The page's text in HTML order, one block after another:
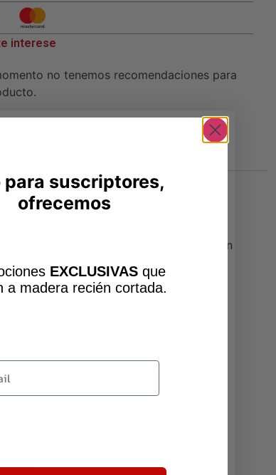
interese
no tenemos recomendaciones para
el CTLC SYS I-Basic garantiza una
rápida y eficiente.
inalámbrico ofrece flexibilidad total en
trabajo sin interrupciones.
Systainer, compatible con otras
en el lugar de trabajo o en
las partículas más finas,
del aire y protegiendo tu salud.
herramientas eléctricas Festool,
continua del polvo.
automático de la succión.
para suscriptores,
ofrecemos
EXCLUSIVAS que
a madera recién cortada.